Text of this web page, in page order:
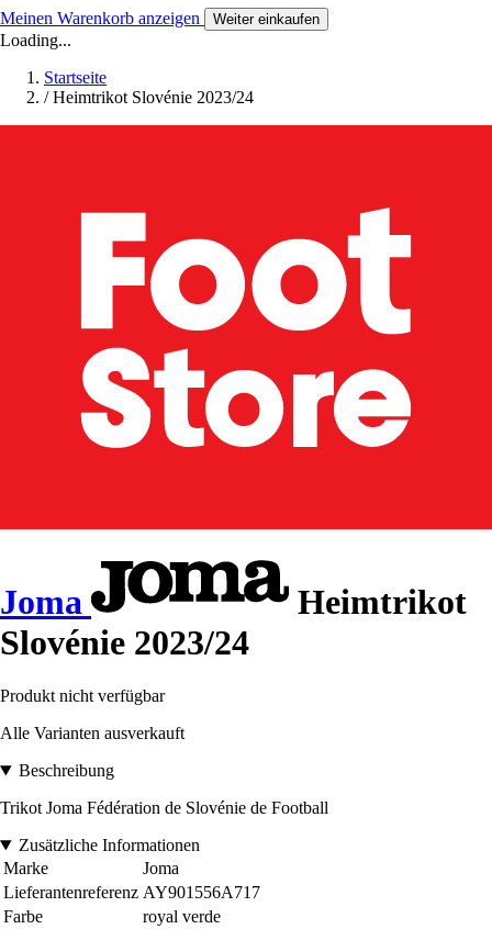
Meinen Warenkorb anzeigen Weiter einkaufen
Loading...
Startseite
/ Heimtrikot Slovénie 2023/24
Joma
Heimtrikot
Slovénie 2023/24
Produkt nicht verfügbar
Alle Varianten ausverkauft
Beschreibung
Trikot Joma Fédération de Slovénie de Football
Zusätzliche Informationen
Marke
Joma
Lieferantenreferenz AY901556A717
Farbe
royal verde